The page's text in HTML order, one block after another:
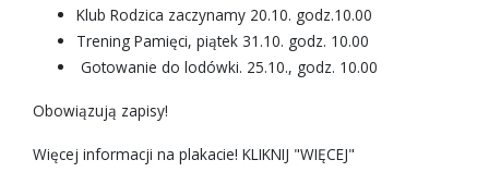
Klub Rodzica zaczynamy 20.10. godz.10.00
Trening Pamięci, piątek 31.10. godz. 10.00
Gotowanie do lodówki. 25.10., godz. 10.00
Obowiązują zapisy!
Więcej informacji na plakacie! KLIKNIJ "WIĘCEJ"